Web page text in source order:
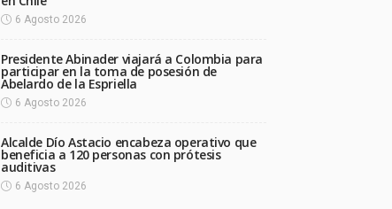
6 Agosto 2026
Presidente Abinader viajará a Colombia para
participar en la toma de posesión de
Abelardo de la Espriella
6 Agosto 2026
Alcalde Dío Astacio encabeza operativo que
beneficia a 120 personas con prótesis
auditivas
6 Agosto 2026